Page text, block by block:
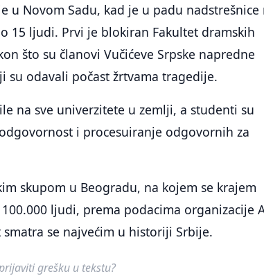
u Novom Sadu, kad je u padu nadstrešnice
15 ljudi. Prvi je blokiran Fakultet dramskih
što su članovi Vučićeve Srpske napredne
su odavali počast žrtvama tragedije.
na sve univerzitete u zemlji, a studenti su
i procesuiranje odgovornih za
skupom u Beogradu, na kojem se krajem
ljudi, prema podacima organizacije
se najvećim u historiji Srbije.
grešku u tekstu?